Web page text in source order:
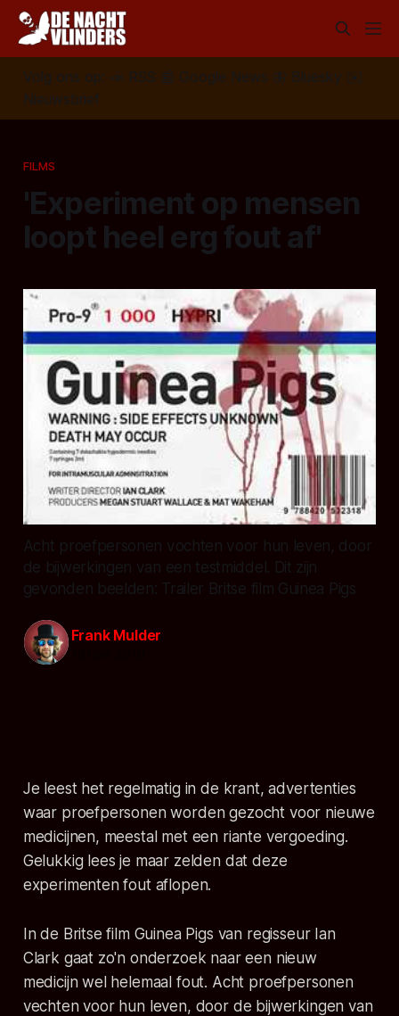
Volg ons op: 📣 RSS 📰 Google News 🦋 Bluesky
✉️
Nieuwsbrief
FILMS
'Experiment op mensen
loopt heel erg fout af'
Acht proefpersonen vochten voor hun leven, door
de bijwerkingen van een testmiddel. Dit zijn
gevonden beelden: Trailer Britse film Guinea Pigs
Frank Mulder
Je leest het regelmatig in de krant, advertenties
waar proefpersonen worden gezocht voor nieuwe
medicijnen, meestal met een riante vergoeding.
Gelukkig lees je maar zelden dat deze
experimenten fout aflopen.
In de Britse film Guinea Pigs van regisseur Ian
Clark gaat zo'n onderzoek naar een nieuw
medicijn wel helemaal fout. Acht proefpersonen
vechten voor hun leven, door de bijwerkingen van